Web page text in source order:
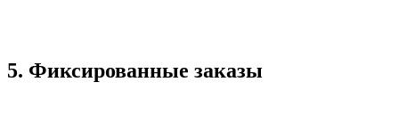
5. Фиксированные заказы